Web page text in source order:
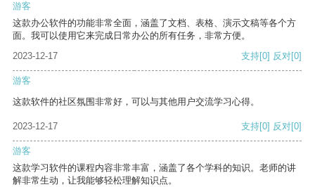
游客
这款办公软件的功能非常全面，涵盖了文档、表格、演示文稿等各个方
面。我可以使用它来完成日常办公的所有任务，非常方便。
2023-12-17
支持[0] 反对[0]
游客
这款软件的社区氛围非常好，可以与其他用户交流学习心得。
2023-12-17 支持[0] 反对[0]
游客
这款学习软件的课程内容非常丰富，涵盖了各个学科的知识。老师的讲
解非常生动，让我能够轻松理解知识点。